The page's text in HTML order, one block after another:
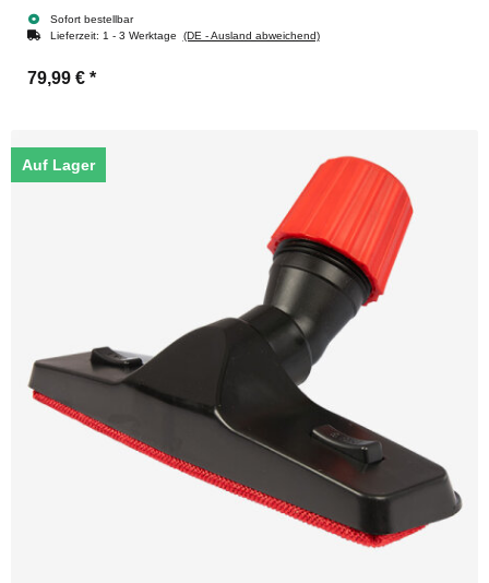
Sofort bestellbar
Lieferzeit: 1 - 3 Werktage (DE - Ausland abweichend)
79,99 € *
Auf Lager